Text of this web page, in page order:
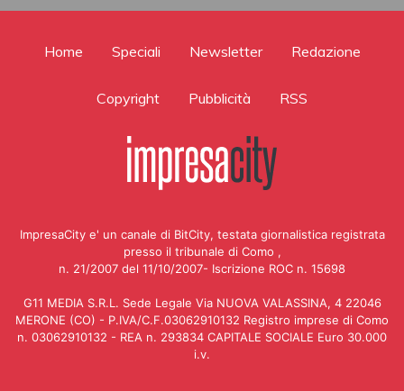
Home Speciali Newsletter Redazione
Copyright Pubblicità RSS
ImpresaCity e' un canale di BitCity, testata giornalistica registrata
presso il tribunale di Como ,
n. 21/2007 del 11/10/2007- Iscrizione ROC n. 15698
G11 MEDIA S.R.L. Sede Legale Via NUOVA VALASSINA, 4 22046
MERONE (CO) - P.IVA/C.F.03062910132 Registro imprese di Como
n. 03062910132 - REA n. 293834 CAPITALE SOCIALE Euro 30.000
i.v.